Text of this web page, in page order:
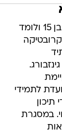
"שלום, אני אופק פרימור מהרצליה. אני בן 15 ולומד
לתמידי
תיכון
במסגרת